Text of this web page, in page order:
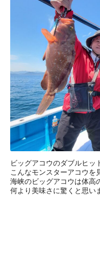
ビッグアコウのダブルヒッ
こんなモンスターアコウを
海峡のビッグアコウは体高
何より美味さに驚くと思い